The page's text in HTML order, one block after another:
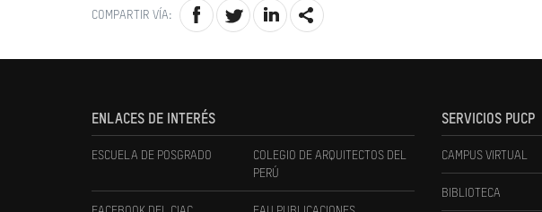
COMPARTIR VÍA:
ENLACES DE INTERÉS
ESCUELA DE POSGRADO
COLEGIO DE ARQUITECTOS DEL
PERÚ
SERVICIOS PUCP
CAMPUS VIRTUAL
BIBLIOTECA